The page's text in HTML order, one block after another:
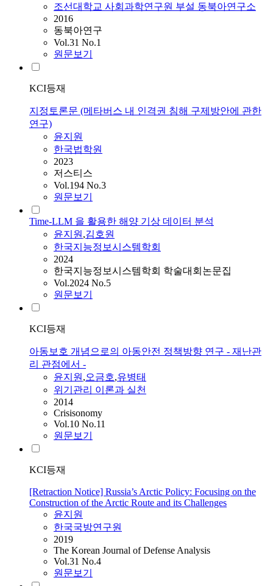
조선대학교 사회과학연구원 부설 동북아연구소
2016
동북아연구
Vol.31 No.1
원문보기
KCI등재
지정토론문 (메타버스 내 인격권 침해 구제방안에 관한
연구)
윤지원
한국법학원
2023
저스티스
Vol.194 No.3
원문보기
Time-LLM 을 활용한 해양 기상 데이터 분석
윤지원,김호원
한국지능정보시스템학회
2024
한국지능정보시스템학회 학술대회논문집
Vol.2024 No.5
원문보기
KCI등재
아동보호 개념으로의 아동안전 정책방향 연구 - 재난관
리 관점에서 -
윤지원,오금호,유병태
위기관리 이론과 실천
2014
Crisisonomy
Vol.10 No.11
원문보기
KCI등재
[Retraction Notice] Russia’s Arctic Policy: Focusing on the
Construction of the Arctic Route and its Challenges
윤지원
한국국방연구원
2019
The Korean Journal of Defense Analysis
Vol.31 No.4
원문보기